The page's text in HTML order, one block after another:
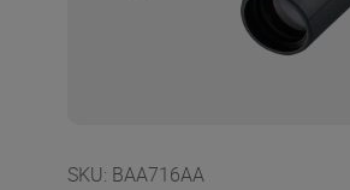
SKU: BAA716AA